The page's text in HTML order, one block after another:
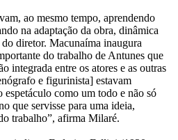
ao mesmo tempo, aprendendo
na adaptação da obra, dinâmica
diretor. Macunaíma inaugura
do trabalho de Antunes que
integrada entre os atores e as outras
e figurinista] estavam
como um todo e não só
que servisse para uma ideia,
trabalho”, afirma Milaré.